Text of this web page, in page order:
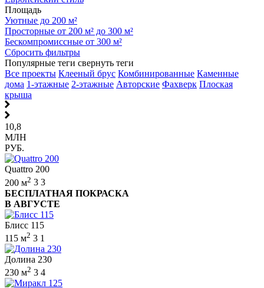
Площадь
Уютные до 200 м²
Просторные от 200 м² до 300 м²
Бескомпромиссные от 300 м²
Сбросить фильтры
Популярные теги свернуть теги
Все проекты Клееный брус Комбинированные Каменные
дома 1-этажные 2-этажные Авторские Фахверк Плоская
крыша
10,8
МЛН
РУБ.
Quattro 200
200 м2 3 3
БЕСПЛАТНАЯ ПОКРАСКА
В АВГУСТЕ
Блисс 115
115 м2 3 1
Долина 230
230 м2 3 4